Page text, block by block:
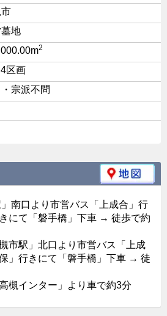
地
2
区画
宗派不問
南口より市営バス「上成合」行
にて「磐手橋」下車 → 徒歩で約
市駅」北口より市営バス「上成
」行きにて「磐手橋」下車 → 徒
槻インター」より車で約3分